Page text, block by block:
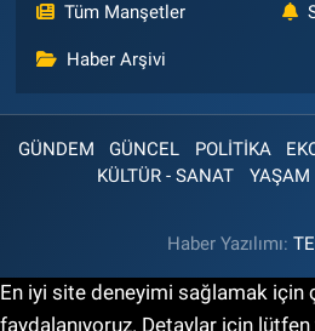
Tüm Manşetler
Haber Arşivi
GÜNDEM GÜNCEL POLİTİKA
KÜLTÜR - SANAT
YAŞAM
Haber Yazılımı:
En iyi site deneyimi sağlamak için
faydalanıyoruz. Detaylar için lütfen